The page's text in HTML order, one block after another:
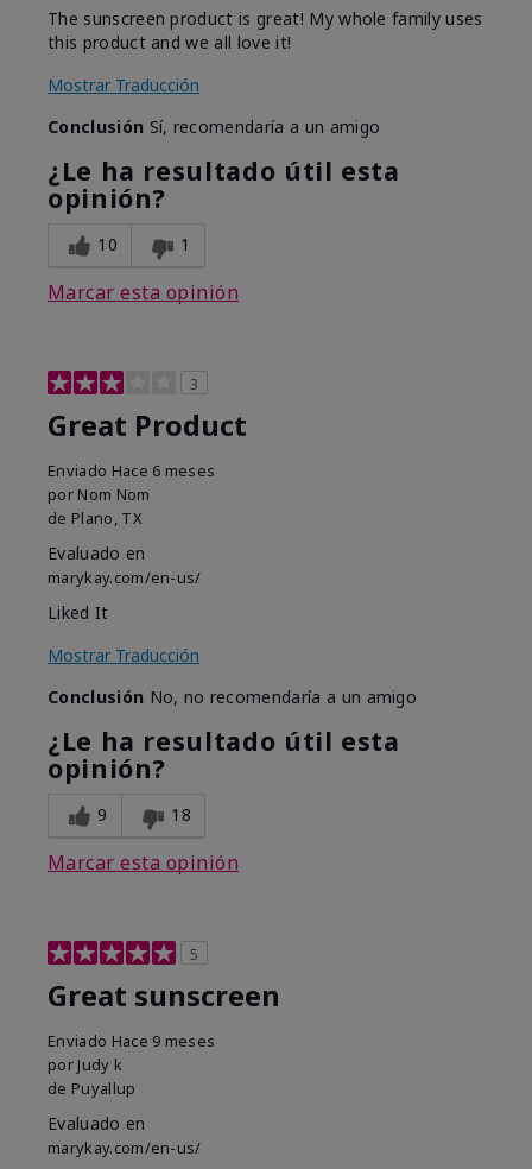
The sunscreen product is great! My whole family uses
this product and we all love it!
Mostrar Traducción
Conclusión Sí, recomendaría a un amigo
¿Le ha resultado útil esta
opinión?
10 1
Marcar esta opinión
3
Great Product
Enviado Hace 6 meses
por Nom Nom
de Plano, TX
Evaluado en
marykay.com/en-us/
Liked It
Mostrar Traducción
Conclusión No, no recomendaría a un amigo
¿Le ha resultado útil esta
opinión?
9 18
Marcar esta opinión
5
Great sunscreen
Enviado Hace 9 meses
por Judy k
de Puyallup
Evaluado en
marykay.com/en-us/